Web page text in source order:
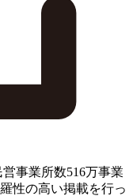
事業所数516万事業
性の高い掲載を行っ